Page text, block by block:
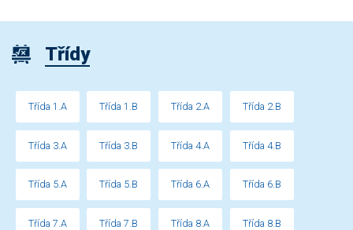
Třídy
Třída 1.A Třída 1.B Třída 2.A Třída 2.B
Třída 3.A Třída 3.B Třída 4.A Třída 4.B
Třída 5.A Třída 5.B Třída 6.A Třída 6.B
Třída 7.A Třída 7.B Třída 8.A Třída 8.B